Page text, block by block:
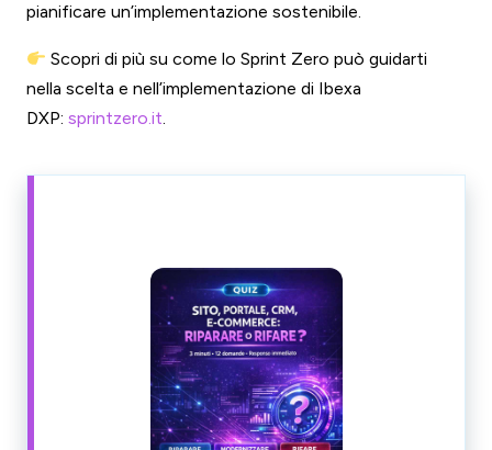
pianificare un’implementazione sostenibile.
Scopri di più su come lo Sprint Zero può guidarti
nella scelta e nell’implementazione di Ibexa
DXP: sprintzero.it.